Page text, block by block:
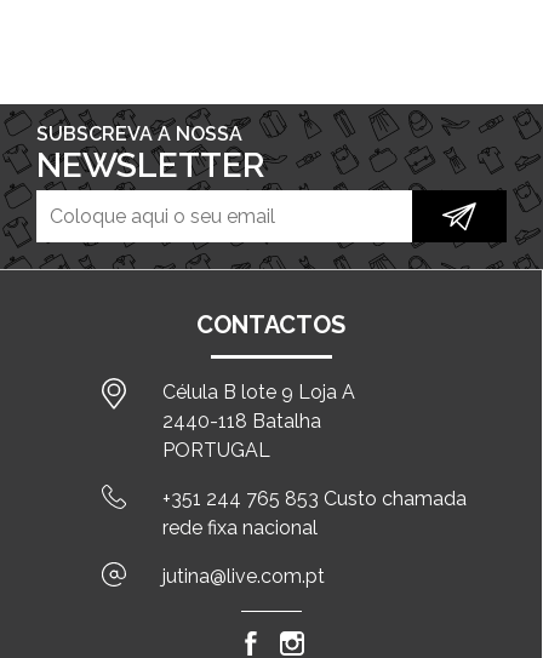
SUBSCREVA A NOSSA
NEWSLETTER
CONTACTOS
Célula B lote 9 Loja A
2440-118 Batalha
PORTUGAL
+351 244 765 853 Custo chamada
rede fixa nacional
jutina@live.com.pt